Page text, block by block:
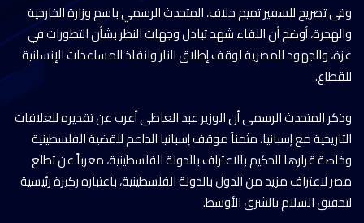
وفى تصريح للسفير تميم خلاف، المتحدث الرسمي باسم وزارة الخارجية
والهجرة، أوضح أن اللقاء شهد تبادل وجهات النظر بشأن التطورات في
غزة، والجهود المصرية لوقف إطلاق النار وانفاذ المساعدات الإنسانية
للقطاع.
وذكر المتحدث الرسمى أن الوزير عبد العاطى أعرب عن تقديره للعلاقات
التاريخية مع إسبانيا، مثمناً موقف إسبانيا الداعم للقضية الفلسطينية
وخاصة قرارها الحكيم بالاعتراف بالدولة الفلسطينية، معرباً عن تطلع
مصر لاعتراف مزيد من الدول بالدولة الفلسطينية، باعتباره ركيزة رئيسية
لتحقيق السلام بالشرق الأوسط.